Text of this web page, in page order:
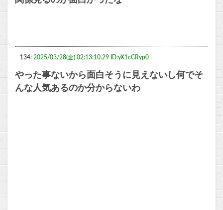
134: 2025/03/28(金) 02:13:10.29 ID:yX1cCRyp0
やった事ないから面白そうに見えないし何でそ
んな人気あるのか分からないわ